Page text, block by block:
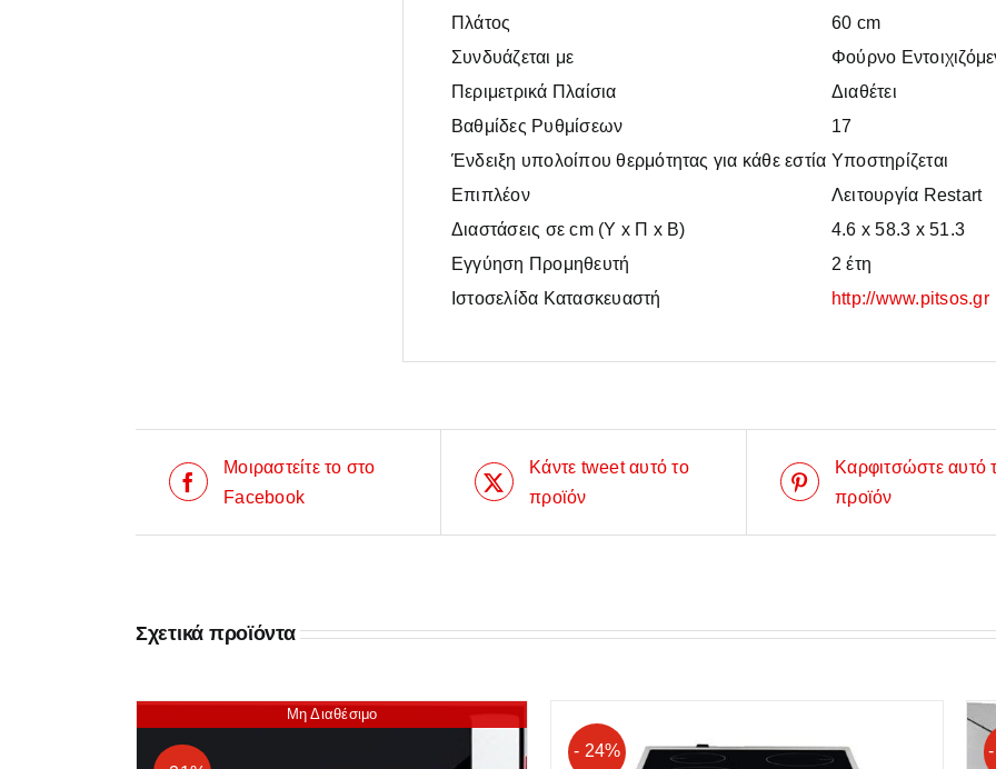
Πλάτος
60 cm
Συνδυάζεται με
Φούρνο
Περιμετρικά Πλαίσια
Διαθέτει
Βαθμίδες Ρυθμίσεων
17
Ένδειξη υπολοίπου θερμότητας για κάθε εστία Υποστηρίζεται
Επιπλέον
Λειτουργία Restart
Διαστάσεις σε cm (Υ x Π x Β)
4.6 x 58.3 x 51.3
Εγγύηση Προμηθευτή
2 έτη
Ιστοσελίδα Κατασκευαστή
http://www.pitsos.gr
Μοιραστείτε το στο
Facebook
Κάντε tweet αυτό το
προϊόν
Καρφιτσώστε αυτό
προϊόν
Σχετικά προϊόντα
Μη Διαθέσιμο
- 24%